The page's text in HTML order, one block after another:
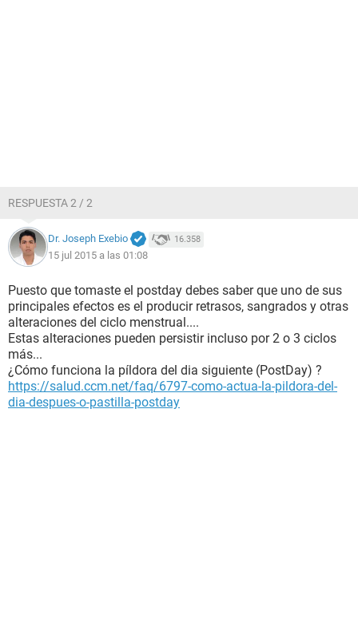
RESPUESTA 2 / 2
Dr. Joseph Exebio 16.358
15 jul 2015 a las 01:08
Puesto que tomaste el postday debes saber que uno de sus
principales efectos es el producir retrasos, sangrados y otras
alteraciones del ciclo menstrual....
Estas alteraciones pueden persistir incluso por 2 o 3 ciclos
más...
¿Cómo funciona la píldora del dia siguiente (PostDay) ?
https://salud.ccm.net/faq/6797-como-actua-la-pildora-del-
dia-despues-o-pastilla-postday